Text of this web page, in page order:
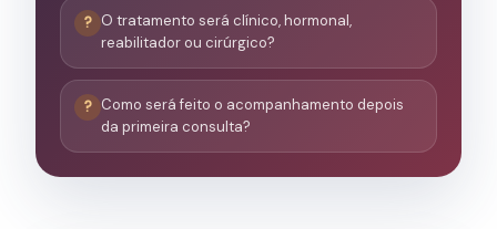
O tratamento será clínico, hormonal,
reabilitador ou cirúrgico?
Como será feito o acompanhamento depois
da primeira consulta?